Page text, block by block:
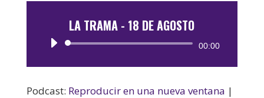
LA TRAMA - 18 DE AGOSTO
Reproductor
00:00
Podcast: Reproducir en una nueva ventana |